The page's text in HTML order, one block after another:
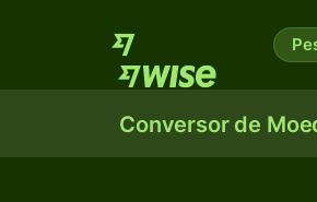
Conversor de